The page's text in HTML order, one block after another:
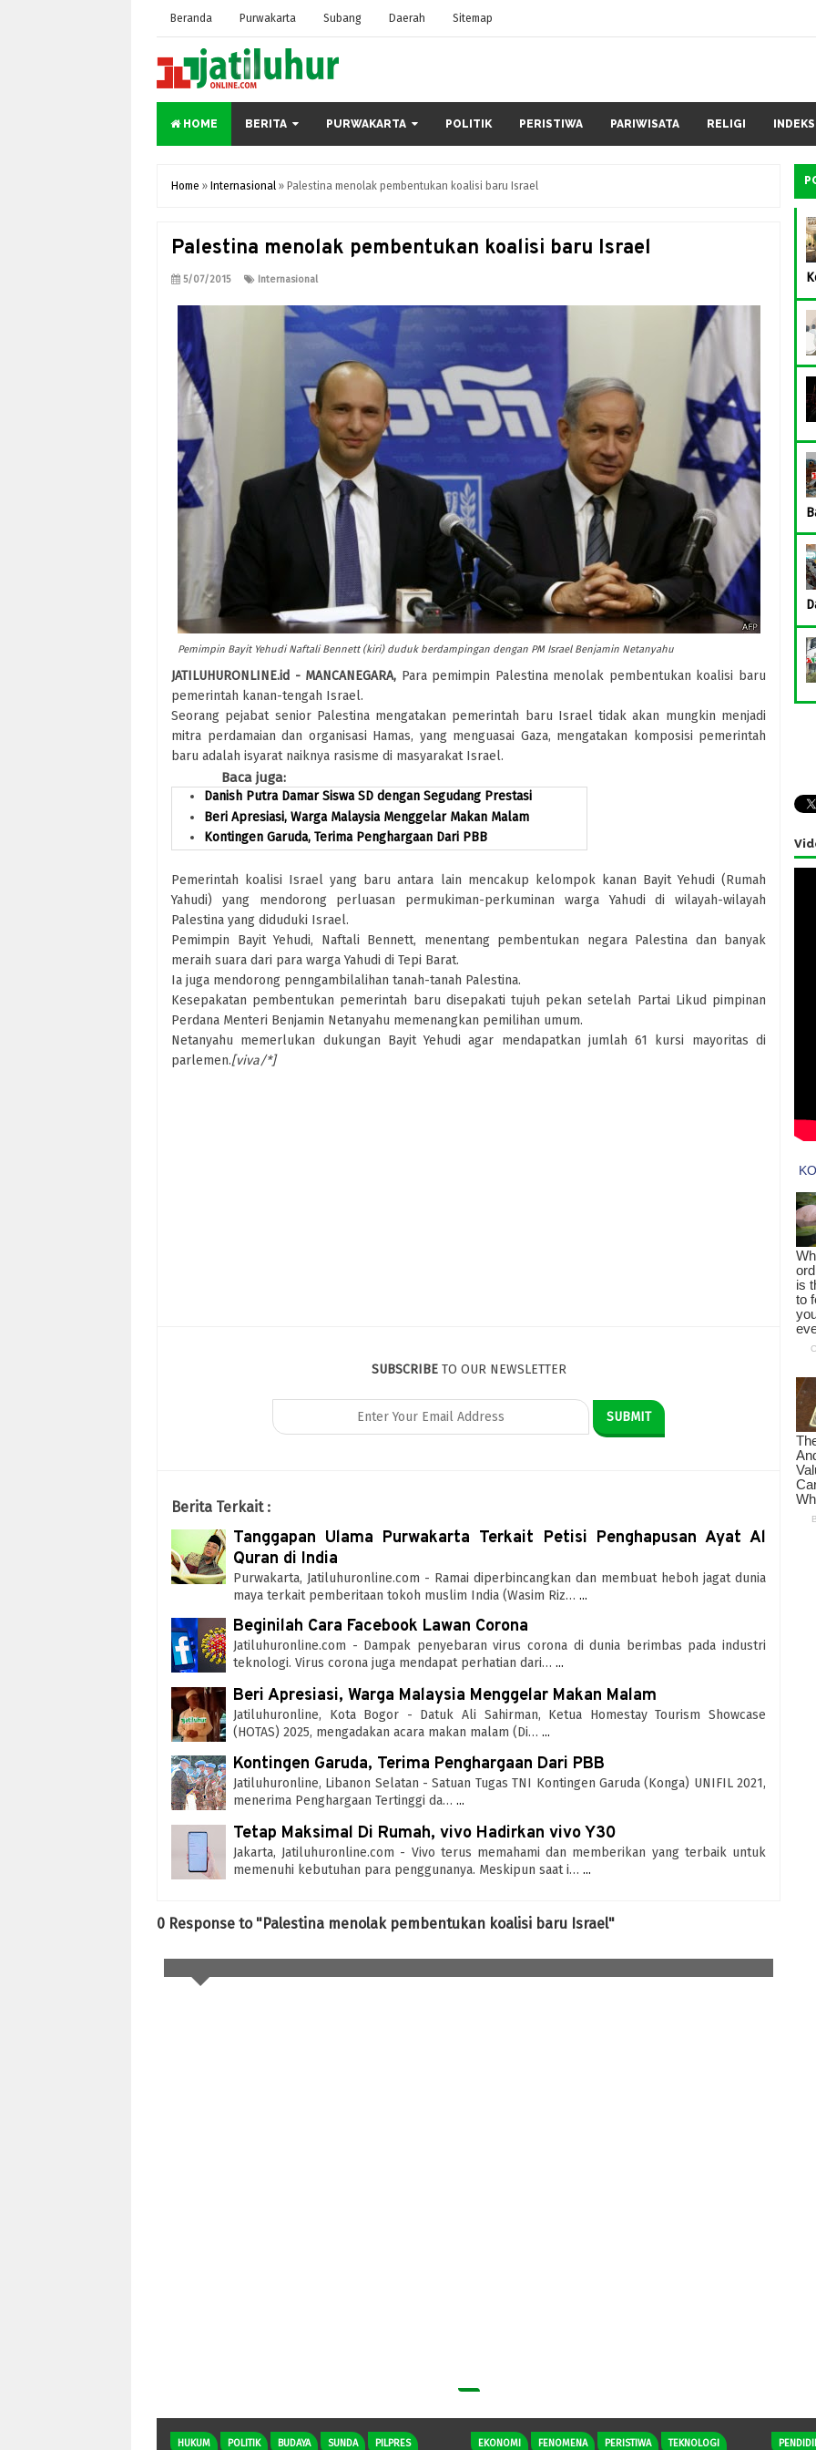
Beranda Purwakarta Subang Daerah Sitemap
HOME BERITA PURWAKARTA POLITIK PERISTIWA PARIWISATA RELIGI INDEKS
Home » Internasional » Palestina menolak pembentukan koalisi baru Israel
Palestina menolak pembentukan koalisi baru Israel
5/07/2015 Internasional
Pemimpin Bayit Yehudi Naftali Bennett (kiri) duduk berdampingan dengan PM Israel Benjamin Netanyahu
JATILUHURONLINE.id - MANCANEGARA, Para pemimpin Palestina menolak pembentukan koalisi baru
pemerintah kanan-tengah Israel.
Seorang pejabat senior Palestina mengatakan pemerintah baru Israel tidak akan mungkin menjadi
mitra perdamaian dan organisasi Hamas, yang menguasai Gaza, mengatakan komposisi pemerintah
baru adalah isyarat naiknya rasisme di masyarakat Israel.
Baca juga:
Danish Putra Damar Siswa SD dengan Segudang Prestasi
Beri Apresiasi, Warga Malaysia Menggelar Makan Malam
Kontingen Garuda, Terima Penghargaan Dari PBB
Pemerintah koalisi Israel yang baru antara lain mencakup kelompok kanan Bayit Yehudi (Rumah
Yahudi) yang mendorong perluasan permukiman-perkuminan warga Yahudi di wilayah-wilayah
Palestina yang diduduki Israel.
Pemimpin Bayit Yehudi, Naftali Bennett, menentang pembentukan negara Palestina dan banyak
meraih suara dari para warga Yahudi di Tepi Barat.
Ia juga mendorong penngambilalihan tanah-tanah Palestina.
Kesepakatan pembentukan pemerintah baru disepakati tujuh pekan setelah Partai Likud pimpinan
Perdana Menteri Benjamin Netanyahu memenangkan pemilihan umum.
Netanyahu memerlukan dukungan Bayit Yehudi agar mendapatkan jumlah 61 kursi mayoritas di
parlemen.[viva/*]
SUBSCRIBETO OUR NEWSLETTER
Berita Terkait :
Tanggapan Ulama Purwakarta Terkait Petisi Penghapusan Ayat Al
Quran di India
Purwakarta, Jatiluhuronline.com - Ramai diperbincangkan dan membuat heboh jagat dunia
maya terkait pemberitaan tokoh muslim India (Wasim Riz… ...
Beginilah Cara Facebook Lawan Corona
Jatiluhuronline.com - Dampak penyebaran virus corona di dunia berimbas pada industri
teknologi. Virus corona juga mendapat perhatian dari… ...
Beri Apresiasi, Warga Malaysia Menggelar Makan Malam
Jatiluhuronline, Kota Bogor - Datuk Ali Sahirman, Ketua Homestay Tourism Showcase
(HOTAS) 2025, mengadakan acara makan malam (Di… ...
Kontingen Garuda, Terima Penghargaan Dari PBB
Jatiluhuronline, Libanon Selatan - Satuan Tugas TNI Kontingen Garuda (Konga) UNIFIL 2021,
menerima Penghargaan Tertinggi da… ...
Tetap Maksimal Di Rumah, vivo Hadirkan vivo Y30
Jakarta, Jatiluhuronline.com - Vivo terus memahami dan memberikan yang terbaik untuk
memenuhi kebutuhan para penggunanya. Meskipun saat i… ...
0 Response to "Palestina menolak pembentukan koalisi baru Israel"
HUKUM POLITIK BUDAYA SUNDA PILPRES EKONOMI FENOMENA PERISTIWA TEKNOLOGI